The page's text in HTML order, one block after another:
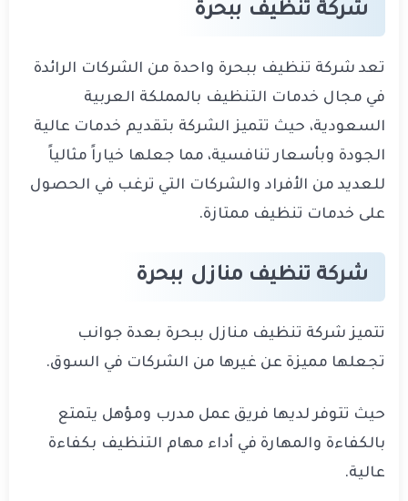
شركة تنظيف ببحرة
تعد شركة تنظيف ببحرة واحدة من الشركات الرائدة
في مجال خدمات التنظيف بالمملكة العربية
السعودية، حيث تتميز الشركة بتقديم خدمات عالية
الجودة وبأسعار تنافسية، مما جعلها خياراً مثالياً
للعديد من الأفراد والشركات التي ترغب في الحصول
على خدمات تنظيف ممتازة.
شركة تنظيف منازل ببحرة
تتميز شركة تنظيف منازل ببحرة بعدة جوانب
تجعلها مميزة عن غيرها من الشركات في السوق.
حيث تتوفر لديها فريق عمل مدرب ومؤهل يتمتع
بالكفاءة والمهارة في أداء مهام التنظيف بكفاءة
عالية.